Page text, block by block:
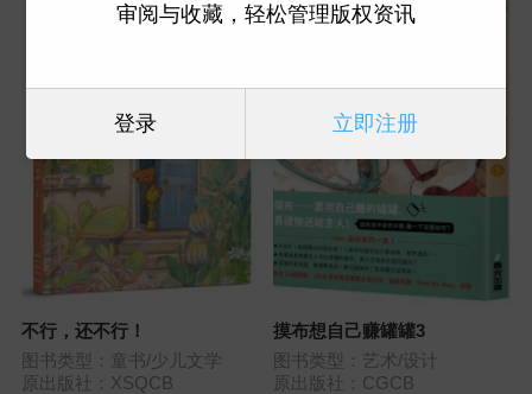
不行，还不行！
图书类型：童书/少儿文学
原出版社：XSQCB
摸布想自己赚罐罐3
图书类型：艺术/设计
原出版社：CGCB
审阅与收藏，轻松管理版权资讯
登录 立即注册